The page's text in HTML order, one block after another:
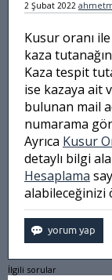
2 Şubat 2022
Kusur oranı
kaza
Kaza tespit
ise kazaya ait
bulunan mail
numarama
Ayrıca Kusur
detaylı bilgi
Hesaplama
alabileceğinizi
İlgili sorular